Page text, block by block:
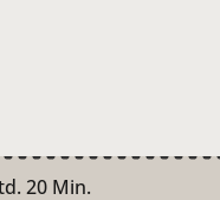
20 Min.